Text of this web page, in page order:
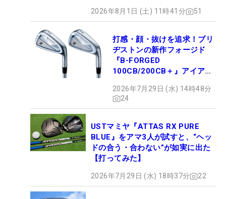
2026年8月1日 (土) 11時41分 51
打感・顔・抜けを追求！ブリ
ヂストンの新作フォージド
『B-FORGED
100CB/200CB＋』アイアン
2026年7月29日 (水) 14時48分
24
USTマミヤ『ATTAS RX PURE
BLUE』をアマ3人が試すと、“ヘッ
ドの合う・合わない”が如実に出た
【打ってみた】
2026年7月29日 (水) 18時37分 22